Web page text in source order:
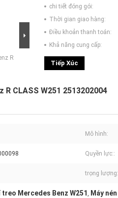
R
chi tiết đóng gói:
Thời gian giao hàng:
Điều khoản thanh toán:
Khả năng cung cấp:
Tiếp Xúc
CLASS W251 2513202004
Mô hình:
Quyền lực::
trọng lượng:
treo Mercedes Benz W251 , Máy